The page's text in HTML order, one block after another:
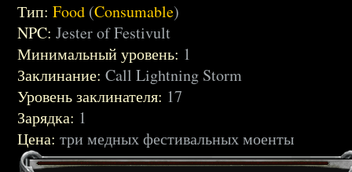
Тип: Food (Consumable)
NPC: Jester of Festivult
Минимальный уровень: 1
Заклинание: Call Lightning Storm
Уровень заклинателя: 17
Зарядка: 1
Цена: три медных фестивальных моенты